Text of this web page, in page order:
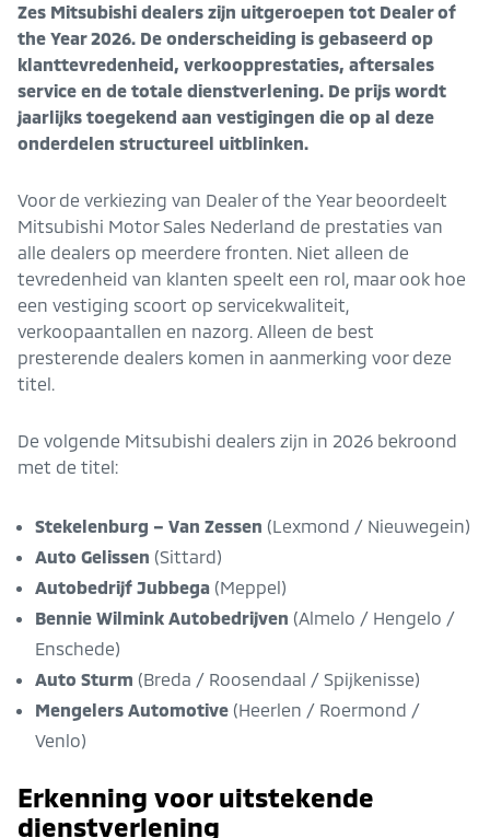
Zes Mitsubishi dealers zijn uitgeroepen tot Dealer of
the Year 2026. De onderscheiding is gebaseerd op
klanttevredenheid, verkoopprestaties, aftersales
service en de totale dienstverlening. De prijs wordt
jaarlijks toegekend aan vestigingen die op al deze
onderdelen structureel uitblinken.
Voor de verkiezing van Dealer of the Year beoordeelt
Mitsubishi Motor Sales Nederland de prestaties van
alle dealers op meerdere fronten. Niet alleen de
tevredenheid van klanten speelt een rol, maar ook hoe
een vestiging scoort op servicekwaliteit,
verkoopaantallen en nazorg. Alleen de best
presterende dealers komen in aanmerking voor deze
titel.
De volgende Mitsubishi dealers zijn in 2026 bekroond
met de titel:
Stekelenburg – Van Zessen (Lexmond / Nieuwegein)
Auto Gelissen (Sittard)
Autobedrijf Jubbega (Meppel)
Bennie Wilmink Autobedrijven (Almelo / Hengelo /
Enschede)
Auto Sturm (Breda / Roosendaal / Spijkenisse)
Mengelers Automotive (Heerlen / Roermond /
Venlo)
Erkenning voor uitstekende
dienstverlening